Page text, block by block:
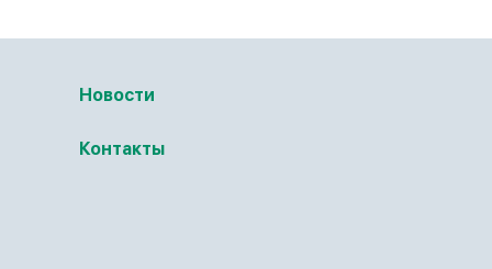
Новости
Контакты